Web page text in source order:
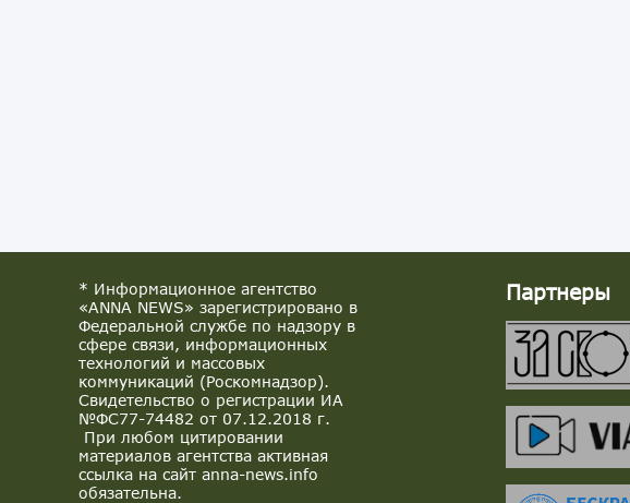
* Информационное агентство
«ANNA NEWS» зарегистрировано в
Федеральной службе по надзору в
сфере связи, информационных
технологий и массовых
коммуникаций (Роскомнадзор).
Свидетельство о регистрации ИА
№ФС77-74482 от 07.12.2018 г.
При любом цитировании
материалов агентства активная
ссылка на сайт anna-news.info
обязательна.
Партнеры